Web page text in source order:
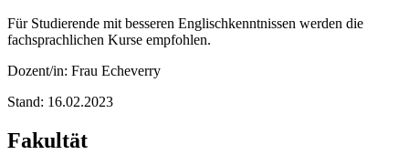
Für Studierende mit besseren Englischkenntnissen werden die
fachsprachlichen Kurse empfohlen.
Dozent/in: Frau Echeverry
Stand: 16.02.2023
Fakultät